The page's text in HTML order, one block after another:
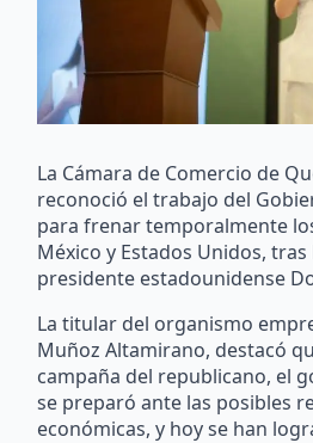
La Cámara de Comercio de
reconoció el trabajo del
para frenar temporalmente
México y Estados Unidos, tras
presidente estadounidense
La titular del organismo
Muñoz Altamirano, destacó
campaña del republicano, el
se preparó ante las posibles
económicas, y hoy se han